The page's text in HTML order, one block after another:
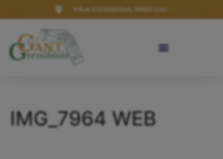
9 Rue Constantine, 69001 Lyon
IMG_7964 WEB